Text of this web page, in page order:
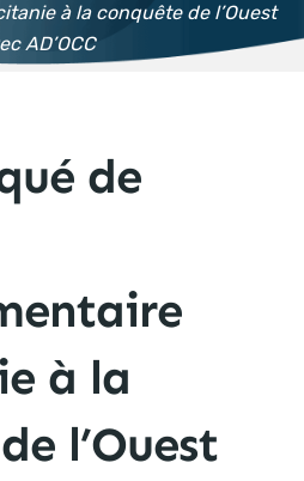
à la conquête de l’Ouest
AD’OCC
de
à la
l’Ouest